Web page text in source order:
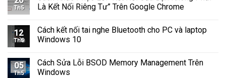
11
và
Th5
Là Kết Nối Riêng Tư” Trên Google Chrome
12
Th5
Cách kết nối tai nghe Bluetooth cho PC và laptop
Windows 10
05
Th5
Cách Sửa Lỗi BSOD Memory Management Trên
Windows